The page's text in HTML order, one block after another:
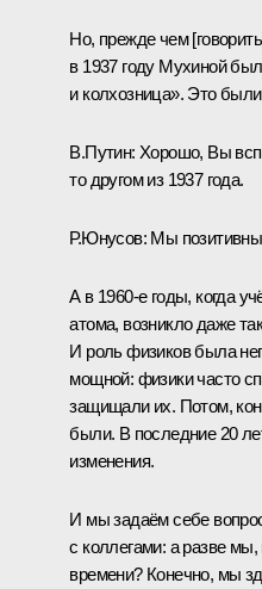
Но, прежде чем
в 1937 году Мухиной
и колхозница». Это
В.Путин: Хорошо, Вы
то другом из 1937 года.
Р.Юнусов: Мы
А в 1960-е годы, когда
атома, возникло даже
И роль физиков была
мощной: физики часто
защищали их. Потом,
были. В последние 20
изменения.
И мы задаём себе
с коллегами: а разве мы,
времени? Конечно, мы